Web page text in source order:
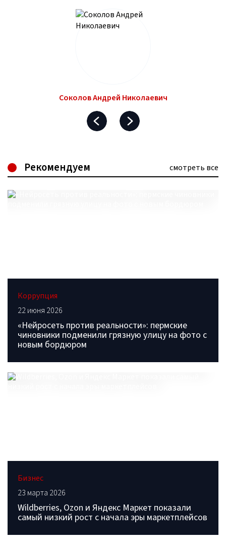
Соколов Андрей Николаевич
Рекомендуем смотреть все
Коррупция
22 июня 2026
«Нейросеть против реальности»: пермские
чиновники подменили грязную улицу на фото с
новым бордюром
Бизнес
23 марта 2026
Wildberries, Ozon и Яндекс Маркет показали
самый низкий рост с начала эры маркетплейсов